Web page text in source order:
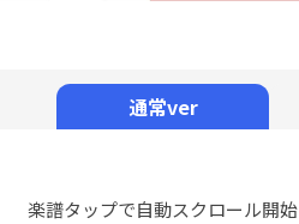
通常ver
楽譜タップで自動スクロール開始